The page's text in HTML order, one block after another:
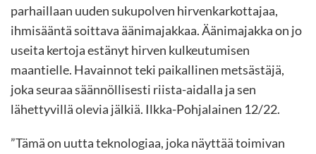
parhaillaan uuden sukupolven hirvenkarkottajaa,
ihmisääntä soittava äänimajakkaa. Äänimajakka on jo
useita kertoja estänyt hirven kulkeutumisen
maantielle. Havainnot teki paikallinen metsästäjä,
joka seuraa säännöllisesti riista-aidalla ja sen
lähettyvillä olevia jälkiä. Ilkka-Pohjalainen 12/22.
”Tämä on uutta teknologiaa, joka näyttää toimivan